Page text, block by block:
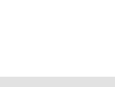
in vielen
anschauliche